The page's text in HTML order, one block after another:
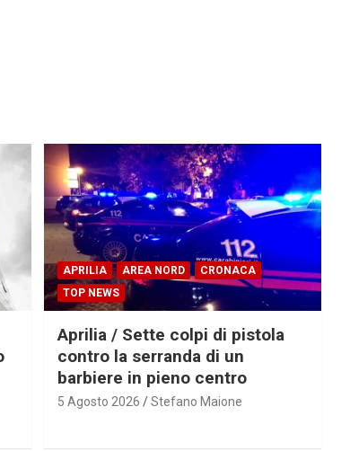
APRILIA AREA NORD
CRONACA
TOP NEWS
Aprilia / Sette colpi di pistola
contro la serranda di un
barbiere in pieno centro
5 Agosto 2026 Stefano Maione